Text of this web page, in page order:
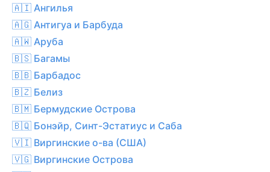
🇦🇮 Ангилья
🇦🇬 Антигуа и Барбуда
🇦🇼 Аруба
🇧🇸 Багамы
🇧🇧 Барбадос
🇧🇿 Белиз
🇧🇲 Бермудские Острова
🇧🇶 Бонэйр, Синт-Эстатиус и Саба
🇻🇮 Виргинские о-ва (США)
🇻🇬 Виргинские Острова